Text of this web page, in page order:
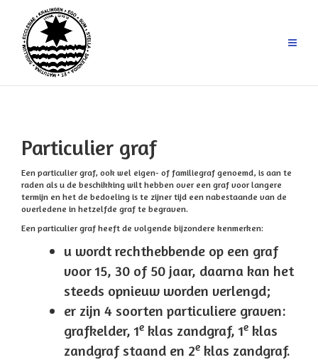
naar
inhoud
Particulier graf
Een particulier graf, ook wel eigen- of familiegraf genoemd, is aan te
raden als u de beschikking wilt hebben over een graf voor langere
termijn en het de bedoeling is te zijner tijd een nabestaande van de
overledene in hetzelfde graf te begraven.
Een particulier graf heeft de volgende bijzondere kenmerken:
u wordt rechthebbende op een graf
voor 15, 30 of 50 jaar, daarna kan het
steeds opnieuw worden verlengd;
er zijn 4 soorten particuliere graven:
grafkelder, 1e klas zandgraf, 1e klas
zandgraf staand en 2e klas zandgraf.